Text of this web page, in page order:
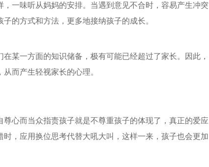
一味听从妈妈的安排。当遇到意见不合时，容易产生冲突
的方式和方法，更多地接纳孩子的成长。
某一方面的知识储备，极有可能已经超过了家长。因此，
而产生轻视家长的心理。
心而当众指责孩子就是不尊重孩子的体现了，真正的爱应
，应用换位思考代替大吼大叫，这样一来，孩子也会更加